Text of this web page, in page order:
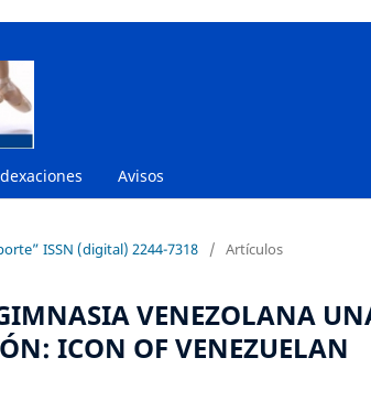
Avisos
ISSN (digital) 2244-7318 / Artículos
VENEZOLANA
ICON OF VENEZUELAN